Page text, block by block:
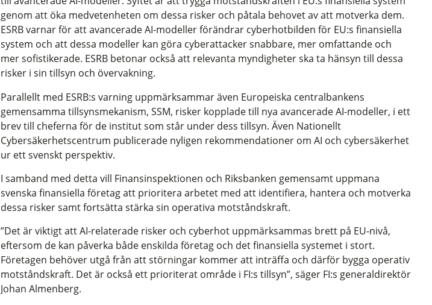
genom att öka medvetenheten om dessa risker och påtala behovet av att motverka dem.
ESRB varnar för att avancerade AI-modeller förändrar cyberhotbilden för EU:s finansiella
system och att dessa modeller kan göra cyberattacker snabbare, mer omfattande och
mer sofistikerade. ESRB betonar också att relevanta myndigheter ska ta hänsyn till dessa
risker i sin tillsyn och övervakning.
Parallellt med ESRB:s varning uppmärksammar även Europeiska centralbankens
gemensamma tillsynsmekanism, SSM, risker kopplade till nya avancerade AI-modeller, i ett
brev till cheferna för de institut som står under dess tillsyn. Även Nationellt
Cybersäkerhetscentrum publicerade nyligen rekommendationer om AI och cybersäkerhet
ur ett svenskt perspektiv.
I samband med detta vill Finansinspektionen och Riksbanken gemensamt uppmana
svenska finansiella företag att prioritera arbetet med att identifiera, hantera och motverka
dessa risker samt fortsätta stärka sin operativa motståndskraft.
”Det är viktigt att AI-relaterade risker och cyberhot uppmärksammas brett på EU-nivå,
eftersom de kan påverka både enskilda företag och det finansiella systemet i stort.
Företagen behöver utgå från att störningar kommer att inträffa och därför bygga operativ
motståndskraft. Det är också ett prioriterat område i FI:s tillsyn”, säger FI:s generaldirektör
Johan Almenberg.